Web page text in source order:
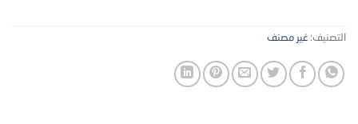
التصنيف: غير مصنف